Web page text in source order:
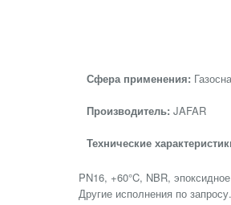
Сфера применения:
Производитель: JAFAR
Технические
PN16, +60°C, NBR,
Другие исполнения по запросу.